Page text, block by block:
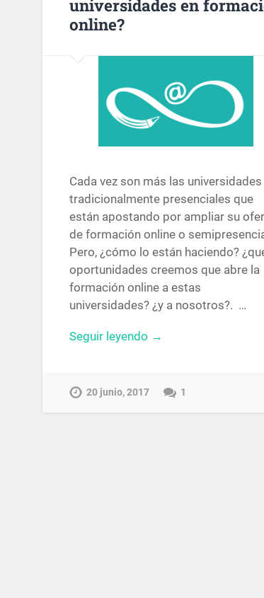
universidades en
online?
Cada vez son más las universidades
tradicionalmente presenciales que
están apostando por ampliar su
de formación online o
Pero, ¿cómo lo están haciendo?
oportunidades creemos que abre la
formación online a estas
universidades? ¿y a nosotros?. …
Seguir leyendo →
20 junio, 2017 1